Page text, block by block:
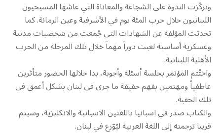
وتركّزت الندوة على الشجاعة والمعاناة التي عاشها المسيحيون
اللبنانيون خلال حرب المئة يوم في الأشرفية وعين الرمانة. كما
تحدثت المؤلفة عن الشهادات التي جُمعت من شخصيات مدنية
وعسكرية أساسية لعبت دوراً مهماً خلال تلك المرحلة من الحرب
الأهلية اللبنانية.
واختُتم المؤتمر بجلسة أسئلة وأجوبة، بدا خلالها الحضور متأثرين
عاطفياً ومهتمين بفهم حقيقة ما جرى في لبنان بشكل أعمق في
تلك الحقبة.
والكتاب صدر في اسبانيا باللغتين الاسبانية والانكليزية، وسيتم
قريبا ترجمته إلى اللغة العربية ليُوّزع في لبنان.